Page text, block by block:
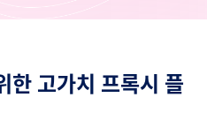
한 고가치 프록시 플